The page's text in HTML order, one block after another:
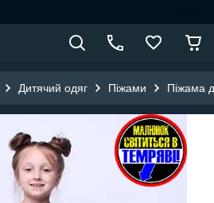
Дитячий одяг Піжами Піжама